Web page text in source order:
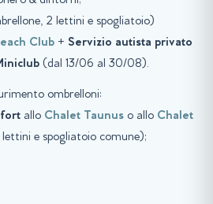
2 lettini e spogliatoio)
Club + Servizio autista privato
(dal 13/06 al 30/08).
ombrelloni:
allo Chalet Taunus o allo Chalet
lettini e spogliatoio comune);